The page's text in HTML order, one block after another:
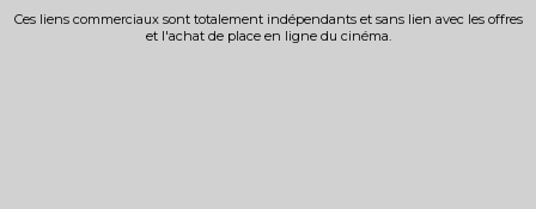
Ces liens commerciaux sont totalement indépendants et sans lien avec les offres
et l'achat de place en ligne du cinéma.